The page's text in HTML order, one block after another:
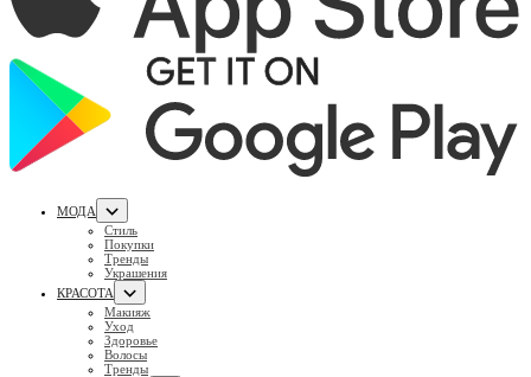
МОДА
Стиль
Покупки
Тренды
Украшения
КРАСОТА
Макияж
Уход
Здоровье
Волосы
Тренды